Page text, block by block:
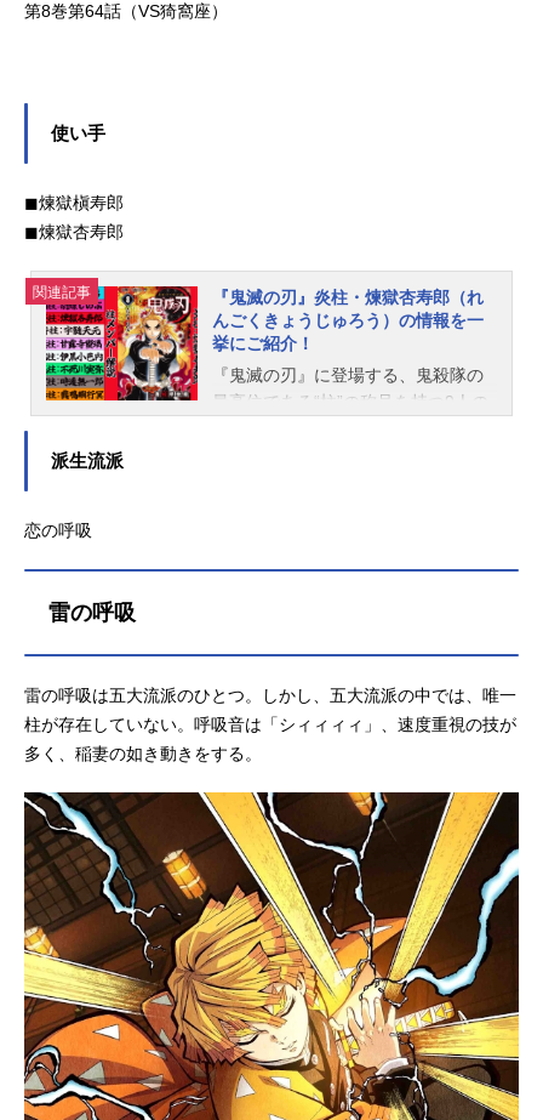
第8巻第64話（VS猗窩座）
使い手
◼︎煉獄槇寿郎
◼︎煉獄杏寿郎
関連記事
『鬼滅の刃』炎柱・煉獄杏寿郎（れ
んごくきょうじゅろう）の情報を一
挙にご紹介！
『鬼滅の刃』に登場する、鬼殺隊の
最高位である“柱”の称号を持つ9人の
では、そんな煉獄杏寿郎の情報をご
紹介。重大なネタバレが含まれてい
るため、初見の方はご注意くださ
（炎柱）誕生日：5月10日年齢：20
歳身長：177cm体重：72kg出身地：
東京府荏原郡駒沢村（現：世田谷区
桜新町辺り）趣味：能、歌舞伎、相
撲観戦好きなもの：さつまいもの味
噌汁CV（アニメ）：日野聡、伊瀬茉
莉也（幼少期）演（舞台）：矢崎広
アニメイト通販での購入はこちら
一族の生業として鬼殺を継承してき
た名門中の名門“煉獄家”の長男。幼少
の頃から修練を積み、正義感と使命
感、人を想う熱い心を育んできた生
派生流派
恋の呼吸
雷の呼吸
雷の呼吸は五大流派のひとつ。しかし、五大流派の中では、唯一
柱が存在していない。呼吸音は「シィィィィ」、速度重視の技が
多く、稲妻の如き動きをする。